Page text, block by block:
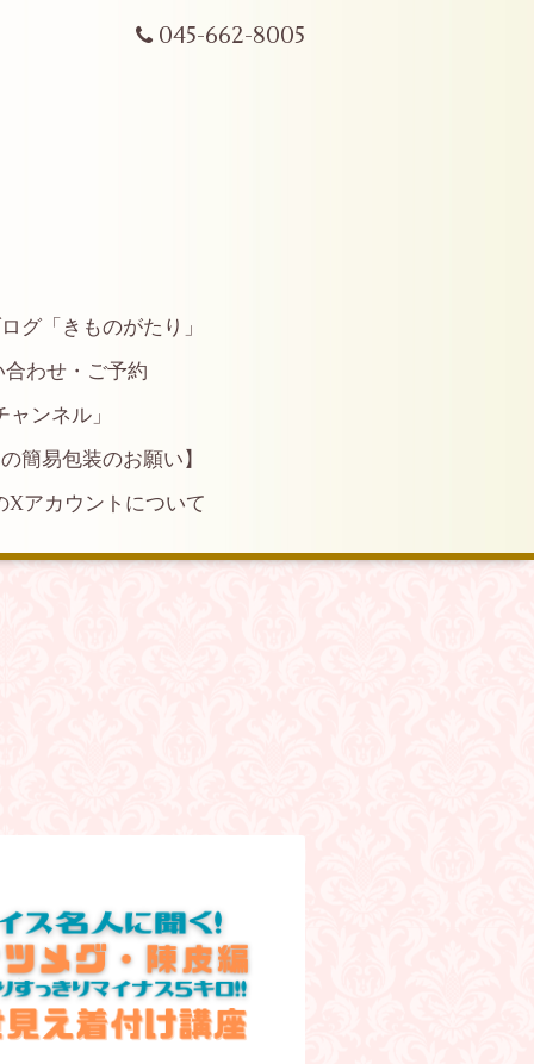
045-662-8005
グ「きものがたり」
わせ・ご予約
ンネル」
簡易包装のお願い】
Xアカウントについて